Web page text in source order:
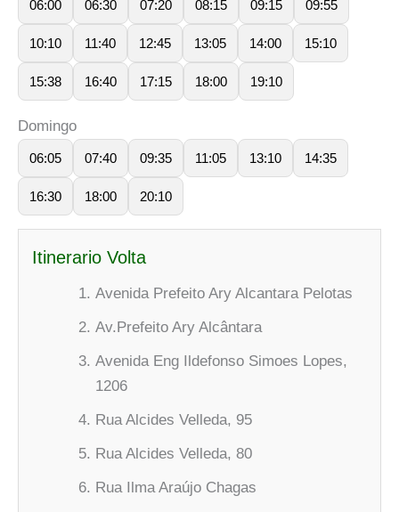
06:00 06:30 07:20 08:15 09:15 09:55
10:10 11:40 12:45 13:05 14:00 15:10
15:38 16:40 17:15 18:00 19:10
Domingo
06:05 07:40 09:35 11:05 13:10 14:35
16:30 18:00 20:10
Itinerario Volta
Avenida Prefeito Ary Alcantara Pelotas
Av.Prefeito Ary Alcântara
Avenida Eng Ildefonso Simoes Lopes,
1206
Rua Alcides Velleda, 95
Rua Alcides Velleda, 80
Rua Ilma Araújo Chagas